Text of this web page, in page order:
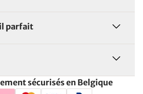
parfait
sécurisés en Belgique